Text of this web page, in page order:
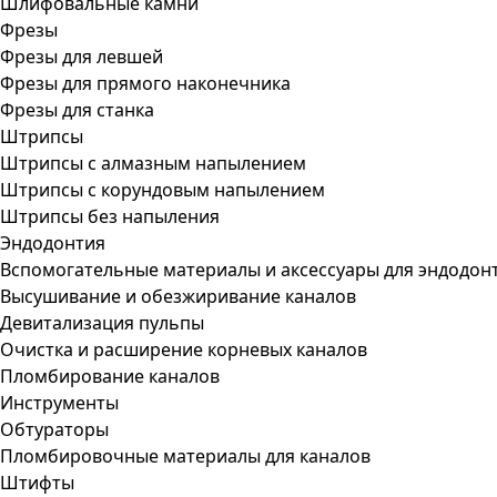
Фрезы
Фрезы для левшей
Фрезы для прямого наконечника
Фрезы для станка
Штрипсы
Штрипсы c алмазным напылением
Штрипсы c корундовым напылением
Штрипсы без напыления
Эндодонтия
Вспомогательные материалы и аксессуары для
Высушивание и обезжиривание каналов
Девитализация пульпы
Очистка и расширение корневых каналов
Пломбирование каналов
Инструменты
Обтураторы
Пломбировочные материалы для каналов
Штифты